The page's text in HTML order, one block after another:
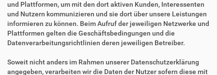
und Plattformen, um mit den dort aktiven Kunden, Interessenten
und Nutzern kommunizieren und sie dort über unsere Leistungen
informieren zu können. Beim Aufruf der jeweiligen Netzwerke und
Plattformen gelten die Geschäftsbedingungen und die
Datenverarbeitungsrichtlinien deren jeweiligen Betreiber.
Soweit nicht anders im Rahmen unserer Datenschutzerklärung
angegeben, verarbeiten wir die Daten der Nutzer sofern diese mit